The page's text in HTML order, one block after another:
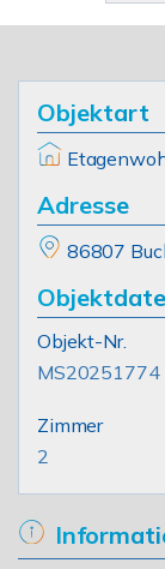
Objektart
Adresse
86807
Objekt-Nr.
MS20251774
Zimmer
2